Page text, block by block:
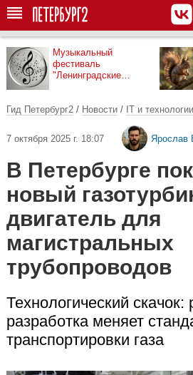
Музыкальный
фестиваль
"Ленинградские
Гид Петербург2 / Новости / IT и технологии
7 октября 2025 г. 18:07 Ярослав
В Петербурге
новый
двигатель для
магистральных
трубопроводов
Технологический скачок:
разработка меняет
транспортировки газа